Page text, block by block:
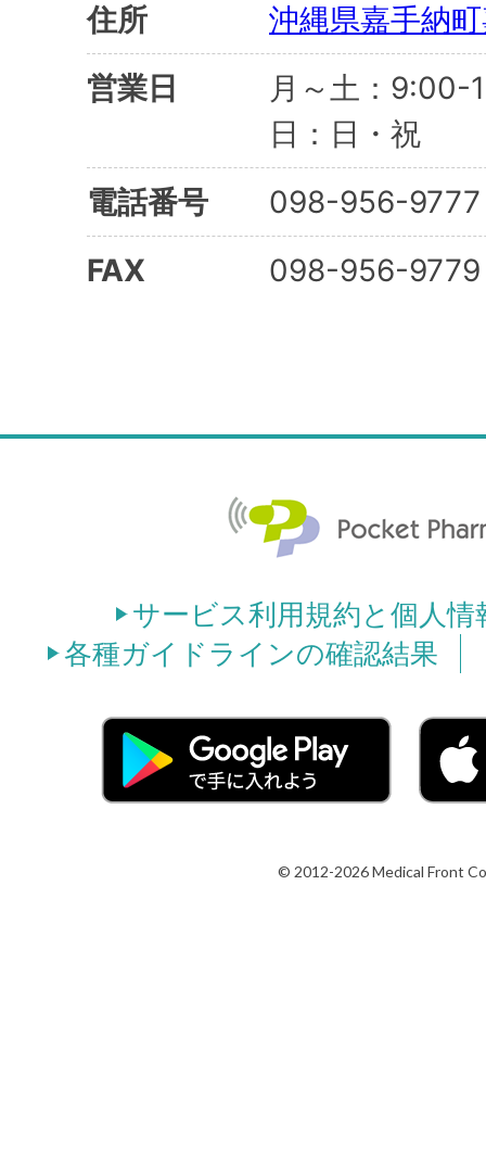
住所
沖縄県嘉手納
営業日
月～土：
日：日・祝
電話番号
098-956-9777
FAX
098-956-9779
サービス利用規約と個人
各種ガイドラインの確認結果
© 2012-2026 Medical Front